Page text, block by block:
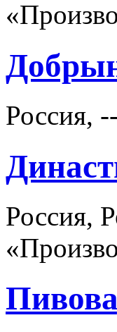
Россия,
Россия,